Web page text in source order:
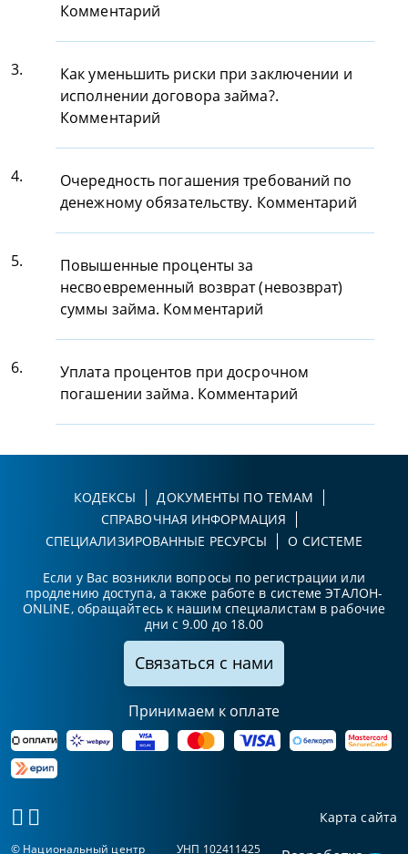
Комментарий
3.
Как уменьшить риски при заключении и
исполнении договора займа?.
Комментарий
4.
Очередность погашения требований по
денежному обязательству. Комментарий
5.
Повышенные проценты за
несвоевременный возврат (невозврат)
суммы займа. Комментарий
6.
Уплата процентов при досрочном
погашении займа. Комментарий
КОДЕКСЫ
ДОКУМЕНТЫ ПО ТЕМАМ
СПРАВОЧНАЯ ИНФОРМАЦИЯ
СПЕЦИАЛИЗИРОВАННЫЕ РЕСУРСЫ
О СИСТЕМЕ
Если у Вас возникли вопросы по регистрации или
продлению доступа, а также работе в системе ЭТАЛОН-
ONLINE, обращайтесь к нашим специалистам в рабочие
дни с 9.00 до 18.00
Связаться с нами
Принимаем к оплате
Карта сайта
© Национальный центр УНП 102411425